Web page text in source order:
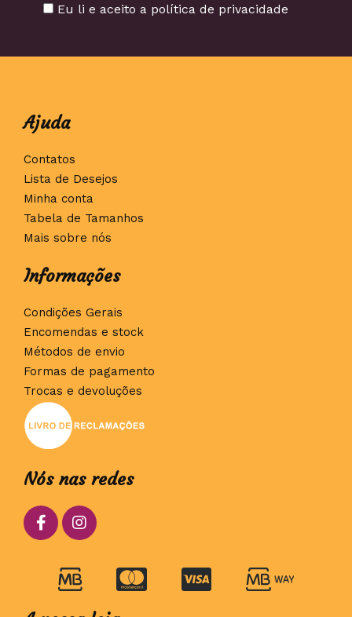
Eu li e aceito a política de privacidade
Ajuda
Contatos
Lista de Desejos
Minha conta
Tabela de Tamanhos
Mais sobre nós
Informações
Condições Gerais
Encomendas e stock
Métodos de envio
Formas de pagamento
Trocas e devoluções
Nós nas redes